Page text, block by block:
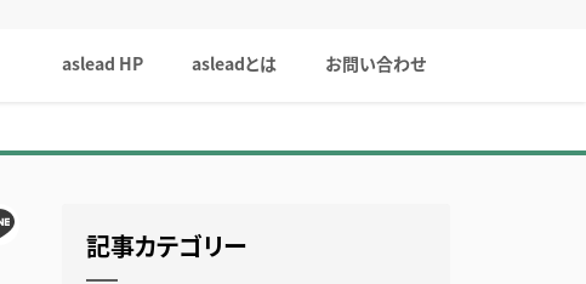
aslead HP asleadとは お問い合わせ
記事カテゴリー